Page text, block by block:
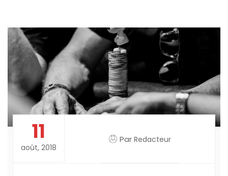
11
août, 2018
Par Redacteur